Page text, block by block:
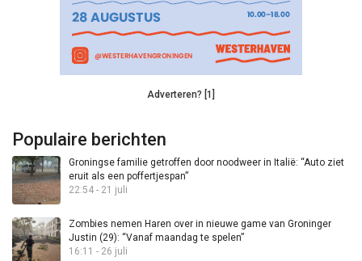
Adverteren? [1]
Populaire berichten
Groningse familie getroffen door noodweer in Italië: “Auto ziet
eruit als een poffertjespan”
22:54 - 21 juli
Zombies nemen Haren over in nieuwe game van Groninger
Justin (29): “Vanaf maandag te spelen”
16:11 - 26 juli